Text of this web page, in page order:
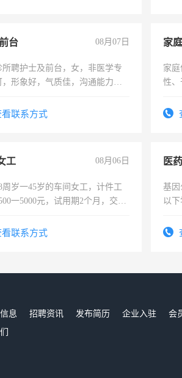
台 08月07日
所聘护士及前台，女，非医学专
，形象好，气质佳，沟通能力
看联系方式
家
家
性、
太太
工 08月06日
周岁一45岁的车间女工，计件工
一5000元，试用期2个月，交五
看联系方式
医
基因
以
表或
息 招聘资讯 发布简历 企业入驻 会